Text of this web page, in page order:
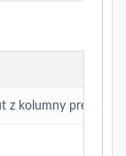
z kolumny premier